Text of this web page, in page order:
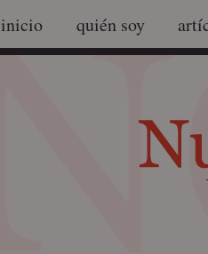
inicio quién soy